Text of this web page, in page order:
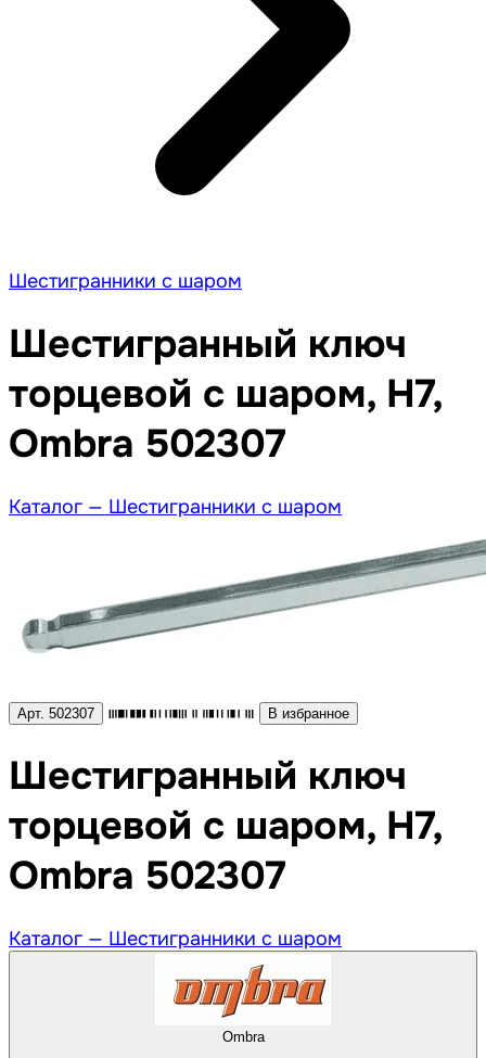
Шестигранники с шаром
Шестигранный ключ
торцевой с шаром, H7,
Ombra 502307
Каталог — Шестигранники с шаром
Арт. 502307 В избранное
Шестигранный ключ
торцевой с шаром, H7,
Ombra 502307
Каталог — Шестигранники с шаром
Ombra